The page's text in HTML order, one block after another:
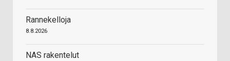
Rannekelloja
8.8.2026
NAS rakentelut